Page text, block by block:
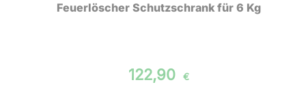
Feuerlöscher Schutzschrank für 6 Kg
122,90 €